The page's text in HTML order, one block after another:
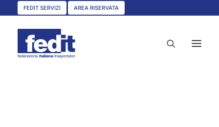
FEDIT SERVIZI AREA RISERVATA